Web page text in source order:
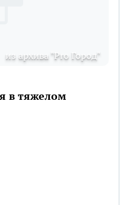
из архива "Pro Город"
в тяжелом